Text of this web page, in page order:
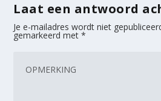
Laat een antwoord
Je e-mailadres wordt niet
gemarkeerd met*